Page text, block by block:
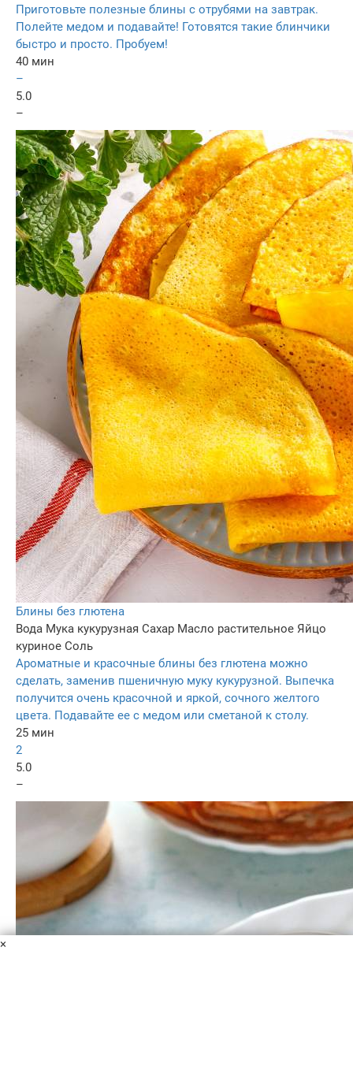
Приготовьте полезные блины с отрубями на завтрак.
Полейте медом и подавайте! Готовятся такие блинчики
быстро и просто. Пробуем!
40 мин
–
5.0
–
Блины без глютена
Вода Мука кукурузная Сахар Масло растительное Яйцо
куриное Соль
Ароматные и красочные блины без глютена можно
сделать, заменив пшеничную муку кукурузной. Выпечка
получится очень красочной и яркой, сочного желтого
цвета. Подавайте ее с медом или сметаной к столу.
25 мин
2
5.0
–
×